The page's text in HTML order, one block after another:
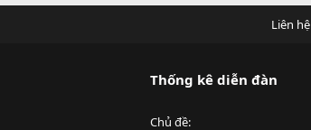
Liên hệ
Thống kê diễn đàn
Chủ đề